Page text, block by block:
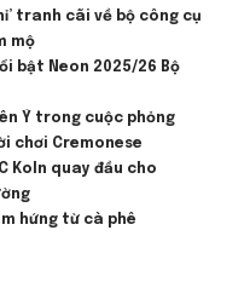
tranh cãi về bộ công cụ
mộ
bật Neon 2025/26 Bộ
Ý trong cuộc phỏng
chơi Cremonese
Koln quay đầu cho
hứng từ cà phê